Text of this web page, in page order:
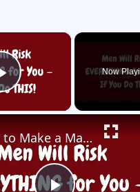
×
Play Video
Now
How to Make a Man Risk EVERYTHING for You... The Secret to His Deepest Devotion